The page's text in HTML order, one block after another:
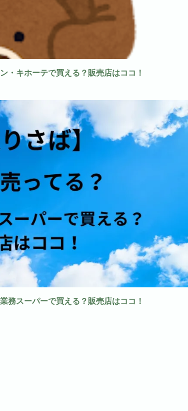
・キホーテで買える？販売店はココ！
務スーパーで買える？販売店はココ！